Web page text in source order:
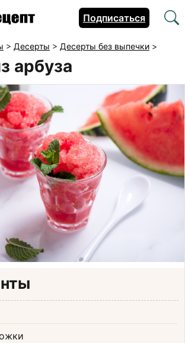
Подписаться
> Десерты > Десерты без выпечки >
арбуза